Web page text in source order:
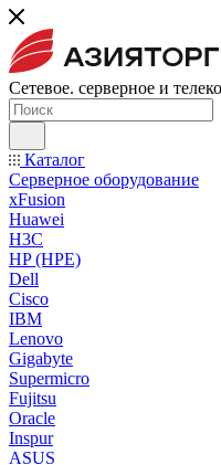
Сетевое. серверное и
Каталог
Серверное оборудование
xFusion
Huawei
H3C
HP (HPE)
Dell
Cisco
IBM
Lenovo
Gigabyte
Supermicro
Fujitsu
Oracle
Inspur
ASUS